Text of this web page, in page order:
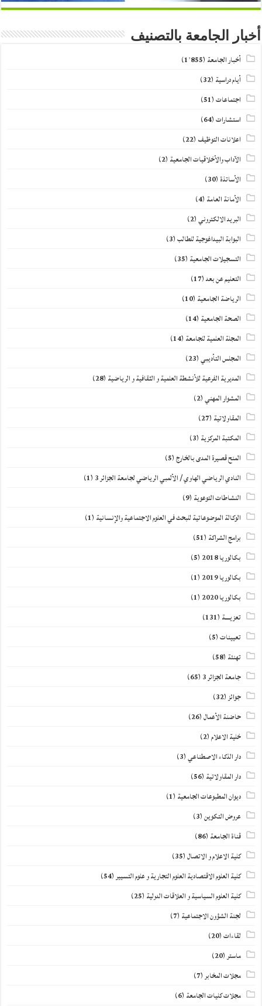
أخبار الجامعة بالتصنيف
أخبار الجامعة (1٬855)
أيام دراسية (32)
اجتماعات(51)
استشارات(64)
اعلانات التوظيف (22)
الآداب والأخلاقيات الجامعية (2)
الأساتذة(30)
الأمانة العامة (4)
البريد الالكتروني(2)
البوابة البيداغوجية للطالب(3)
التسجيلات الجامعية (35)
التعليم عن بعد(17)
الرياضة الجامعية (10)
الصحة الجامعية (14)
المجلة العلمية للجامعة (14)
المجلس التأديبي(23)
المديرية الفرعية للأنشطة العلمية و الثقافية و الرياضية (28)
المشوار المهني(2)
المقاولاتية (27)
المكتبة المركزية (3)
المنح قصيرة المدى بالخارج(5)
النادي الرياضي الهاوي / الألمبي الرياضي لجامعة الجزائر 3 (1)
النشاطات التوعوية (9)
الوكالة الموضوعاتية للبحث في العلوم الاجتماعية والإنسانية (1)
برامج الشراكة (51)
بكالوريا 2018
(5)
بكالوريا 2019
(1)
بكالوريا 2020
(1)
تعزيــــة (131)
تعيينات(5)
تهنئة (58)
جامعة الجزائر 3 (65)
جوائز(32)
حاضنة الأعمال(26)
خلية الاعلام(2)
دار الذكاء الاصطناعي(3)
دار المقاولاتية (56)
ديوان المطبوعات الجامعية (1)
عروض التكوين(3)
قناة الجامعة (86)
كلية الاعلام و الاتصال(35)
كلية العلوم الاقتصادية العلوم التجارية و علوم التسيير(54)
كلية العلوم السياسية و العلاقات الدولية (25)
لجنة الشؤون الاجتماعية (7)
لقاءات(20)
ماستر(20)
مجلات المخابر(7)
مجلات كليات الجامعة (6)